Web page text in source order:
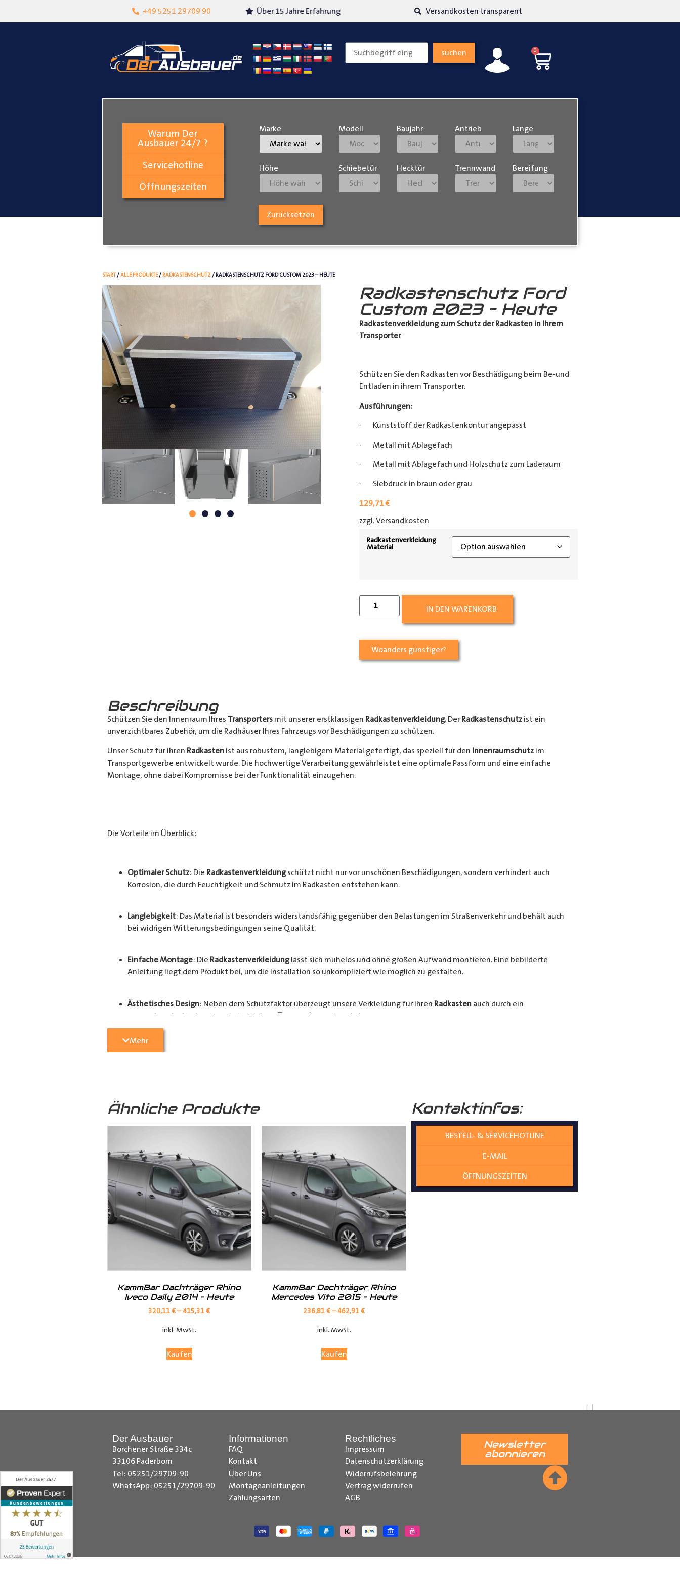
+49 5251 29709 90
Lokalgeschäft in Paderborn Über 15 Jahre Erfahrung Versandkosten transparent
suchen 0
Warum Der
Ausbauer 24/7 ?
Servicehotline
Öffnungszeiten
Marke Modell Baujahr Antrieb Länge
Höhe Schiebetür Hecktür Trennwand Bereifung
Zurücksetzen
START/ALLE PRODUKTE/ RADKASTENSCHUTZ/ RADKASTENSCHUTZ FORD CUSTOM 2023 – HEUTE
Radkastenschutz Ford
Custom 2023 – Heute
Radkastenverkleidung zum Schutz der Radkasten in Ihrem
Transporter
Schützen Sie den Radkasten vor Beschädigung beim Be-und
Entladen in ihrem Transporter.
Ausführungen:
· Kunststoff der Radkastenkontur angepasst
· Metall mit Ablagefach
· Metall mit Ablagefach und Holzschutz zum Laderaum
· Siebdruck in braun oder grau
129,71€
zzgl. Versandkosten
Radkastenverkleidung
Material
IN DEN WARENKORB
Woanders günstiger?
Beschreibung
Schützen Sie den Innenraum Ihres Transportersmit unserer erstklassigen Radkastenverkleidung.Der Radkastenschutzist ein
unverzichtbares Zubehör, um die Radhäuser Ihres Fahrzeugs vor Beschädigungen zu schützen.
Unser Schutz für ihren Radkastenist aus robustem, langlebigem Material gefertigt, das speziell für den Innenraumschutzim
Transportgewerbe entwickelt wurde. Die hochwertige Verarbeitung gewährleistet eine optimale Passform und eine einfache
Montage, ohne dabei Kompromisse bei der Funktionalität einzugehen.
Die Vorteile im Überblick:
Optimaler Schutz: Die Radkastenverkleidungschützt nicht nur vor unschönen Beschädigungen, sondern verhindert auch
Korrosion, die durch Feuchtigkeit und Schmutz im Radkasten entstehen kann.
Langlebigkeit: Das Material ist besonders widerstandsfähig gegenüber den Belastungen im Straßenverkehr und behält auch
bei widrigen Witterungsbedingungen seine Qualität.
Einfache Montage: Die Radkastenverkleidunglässt sich mühelos und ohne großen Aufwand montieren. Eine bebilderte
Anleitung liegt dem Produkt bei, um die Installation so unkompliziert wie möglich zu gestalten.
Ästhetisches Design: Neben dem Schutzfaktor überzeugt unsere Verkleidung für ihren Radkastenauch durch ein
ansprechendes Design, das die Optik Ihres Transporters aufwertet.
· Kunststoff der Radkastenkontur angepasst
· Metall mit Ablagefach
· Metall mit Ablagefach und Holzschutz zum Laderaum
· Siebdruck in braun oder grau
Sprinter Radkastenschutz, Maxus e-deliver 3 Radkastenschutz, Maxus e-deliver 9 Radkastenschutz, Maxus EV80 Radkastenschutz,
Nissan NV200 Radkastenschutz, Nissan NV250 Radkastenschutz, Nissan NV300 Primastar Radkastenschutz, Nissan NV400 Interstar
Radkastenschutz, Opel Combo Radkastenschutz , Opel Vivaro Radkastenschutz, Opel Movano Radkastenschutz, Peugeot Partner
Radkastenschutz, Peugeot Expert Radkastenschutz, Peugeot Boxer Radkastenschutz, Peugeot Bipper Radkastenschutz, Renault
Kangoo Radkastenschutz, Renault Trafic Radkastenschutz, Renault Master Radkastenschutz, Toyota Proace Radkastenschutz,
Toyota Proace City Radkastenschutz, VW Caddy Cargo Radkastenschutz, VW T6.1 Radkastenschutz, VW ID Cargo Radkastenschutz,
Mehr
Ähnliche Produkte
KammBar Dachträger Rhino
Iveco Daily 2014 – Heute
320,11€–415,31€
inkl. MwSt.
Kaufen
KammBar Dachträger Rhino
Mercedes Vito 2015 – Heute
236,81€–462,91€
inkl. MwSt.
Kaufen
Kontaktinfos:
BESTELL- & SERVICEHOTLINE
E-MAIL
ÖFFNUNGSZEITEN
Der Ausbauer
Borchener Straße 334c
33106 Paderborn
Tel: 05251/29709-90
WhatsApp: 05251/29709-90
Informationen
FAQ
Kontakt
Über Uns
Montageanleitungen
Zahlungsarten
Rechtliches
Impressum
Datenschutzerklärung
Widerrufsbelehrung
Vertrag widerrufen
AGB
Newsletter
abonnieren